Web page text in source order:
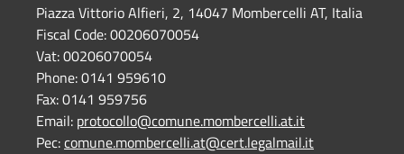
Piazza Vittorio Alfieri, 2, 14047 Mombercelli AT, Italia
Fiscal Code:00206070054
Vat:00206070054
Phone:0141 959610
Fax:0141 959756
Email: protocollo@comune.mombercelli.at.it
Pec:comune.mombercelli.at@cert.legalmail.it